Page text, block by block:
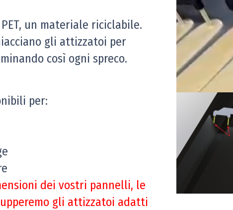
un materiale riciclabile.
gli attizzatoi per
così ogni spreco.
per:
dei vostri pannelli, le
gli attizzatoi adatti